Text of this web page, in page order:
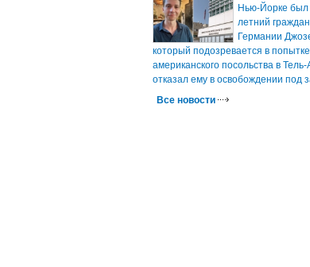
Нью-Йорке был
летний
Германии
который подозревается в
американского посольства в
отказал ему в освобождении под
Все новости